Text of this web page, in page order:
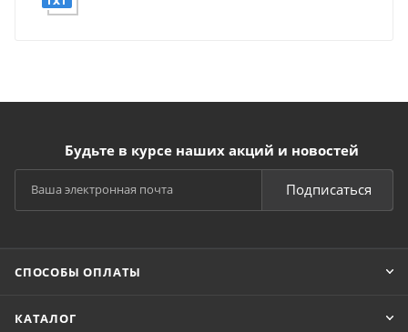
Будьте в курсе наших акций и новостей
Подписаться
СПОСОБЫ ОПЛАТЫ
КАТАЛОГ